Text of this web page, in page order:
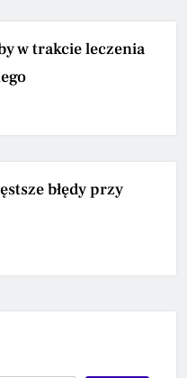
w trakcie leczenia
błędy przy